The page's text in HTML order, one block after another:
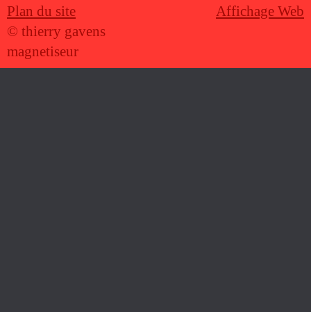
Plan du site
© thierry gavens
magnetiseur
Affichage Web